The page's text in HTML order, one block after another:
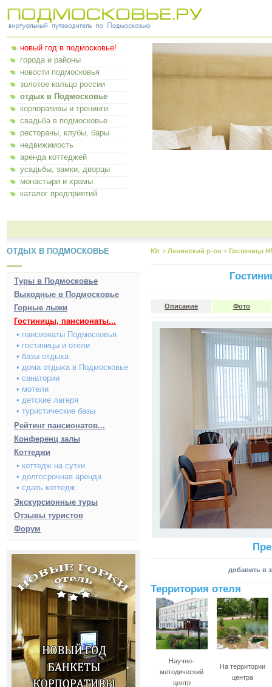
новый год в подмосковье!
города и районы
новости подмосковья
золотое кольцо россии
отдых в Подмосковье
корпоративы и тренинги
свадьба в подмосковье
рестораны, клубы, бары
недвижимость
аренда коттеджей
усадьбы, замки, дворцы
монастыри и храмы
каталог предприятий
ОТДЫХ В ПОДМОСКОВЬЕ
Туры в Подмосковье
Выходные в Подмосковье
Горные лыжи
Гостиницы, пансионаты...
• пансионаты Подмосковья
• гостиницы и отели
• базы отдыха
• дома отдыха в Подмосковье
• санатории
• мотели
• детские лагеря
• туристические базы
Рейтинг пансионатов...
Конференц залы
Коттеджи
• коттедж на сутки
• долгосрочная аренда
• сдать коттедж
Экскурсионные туры
Отзывы туристов
Форум
Юг > Ленинский р-он > Гостиница
Описание Фото
добавить в
Территория отеля
Научно-
методический
центр
На территории
центра